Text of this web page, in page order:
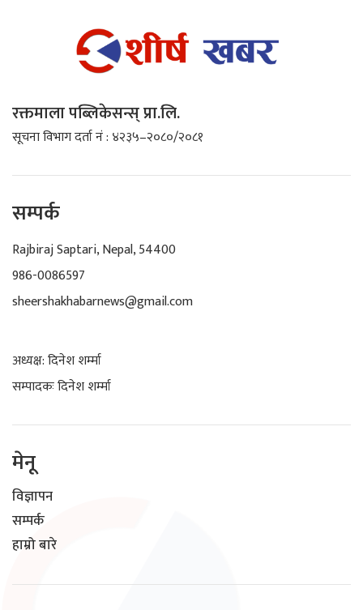
रक्तमाला पब्लिकेसन्स् प्रा.लि.
सूचना विभाग दर्ता नं : ४२३५–२०८०/२०८१
सम्पर्क
Rajbiraj Saptari, Nepal, 54400
986-0086597
sheershakhabarnews@gmail.com
अध्यक्ष: दिनेश शर्म्मा
सम्पादकः दिनेश शर्म्मा
मेनू
विज्ञापन
सम्पर्क
हाम्रो बारे